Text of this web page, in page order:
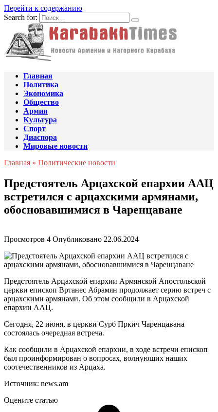
Перейти к содержанию
Search for:
Главная
Политика
Экономика
Общество
Армия
Культура
Спорт
Диаспора
Мировые новости
Главная » Политические новости
Предстоятель Арцахской епархии ААЦ
встретился с арцахскими армянами,
обосновавшимися в Чаренцаване
Просмотров 4 Опубликовано 22.06.2024
Предстоятель Арцахской епархии Армянской Апостольской
церкви епископ Вртанес Абрамян продолжает серию встреч с
арцахскими армянами. Об этом сообщили в Арцахской
епархии ААЦ.
Сегодня, 22 июня, в церкви Сурб Пркич Чаренцавана
состоялась очередная встреча.
Как сообщили в Арцахской епархии, в ходе встречи епископ
был проинформирован о вопросах, волнующих наших
соотечественников из Арцаха.
Источник: news.am
Оцените статью